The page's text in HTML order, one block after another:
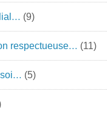
(9)
respectueuse… (11)
soi… (5)